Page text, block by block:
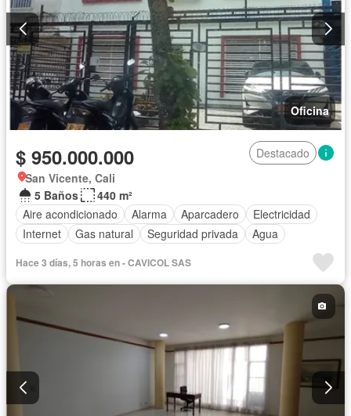
Oficina
$ 950.000.000
Destacado
San Vicente, Cali
5 Baños
440 m²
Aire acondicionado
Alarma Aparcadero
Electricidad
Internet
Gas natural Seguridad privada Agua
Hace 3 días, 5 horas en - CAVICOL SAS